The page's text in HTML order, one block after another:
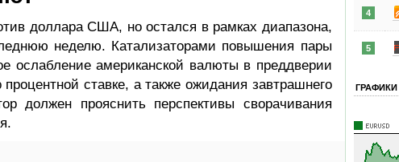
доллара США, но остался в рамках диапазона,
неделю. Катализаторами повышения пары
ослабление американской валюты в преддверии
ставке, а также ожидания завтрашнего
должен прояснить перспективы сворачивания
4
5